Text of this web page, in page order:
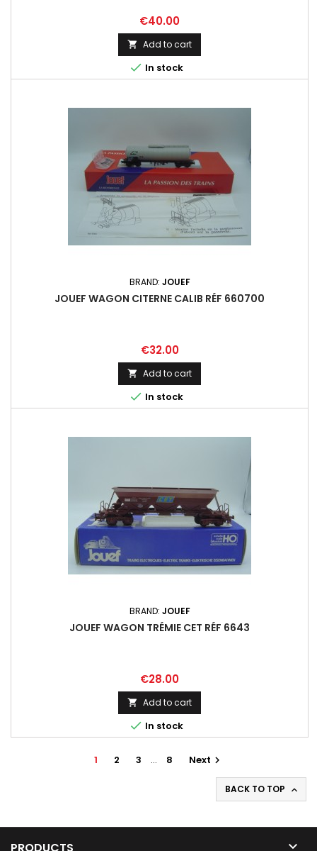
Price
€40.00
 Add to cart
 In stock
BRAND: JOUEF
JOUEF WAGON CITERNE CALIB RÉF 660700
Price
€32.00
 Add to cart
 In stock
BRAND: JOUEF
JOUEF WAGON TRÉMIE CET RÉF 6643
Price
€28.00
 Add to cart
 In stock
1 2 3 … 8 Next 
BACK TO TOP 
